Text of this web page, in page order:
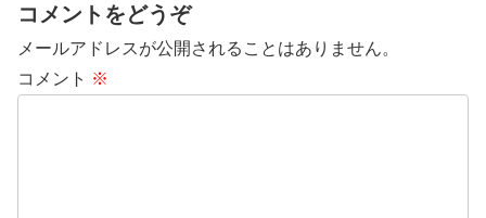
コメントをどうぞ
メールアドレスが公開されることはありません。
コメント ※